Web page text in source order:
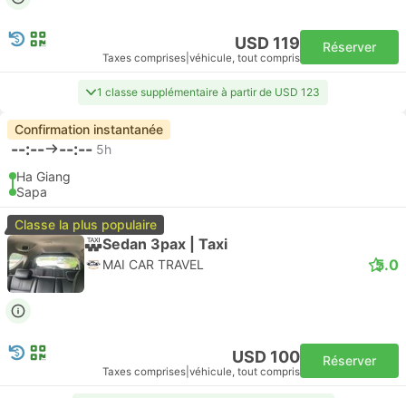
USD 119
Taxes comprises véhicule, tout compris
Réserver
1 classe supplémentaire à partir de USD 123
Confirmation instantanée
--:-- --:-- 5h
Ha Giang
Sapa
Classe la plus populaire
Sedan 3pax | Taxi
MAI CAR TRAVEL 5.0
USD 100
Taxes comprises véhicule, tout compris
Réserver